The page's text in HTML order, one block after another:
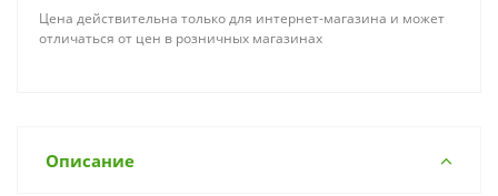
Цена действительна только для интернет-магазина и может
отличаться от цен в розничных магазинах
Описание